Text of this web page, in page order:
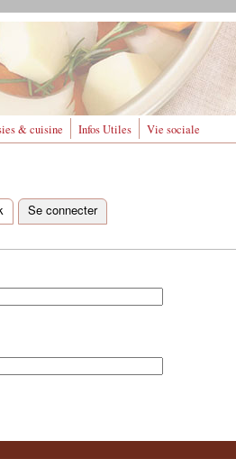
& cuisine Infos Utiles Vie sociale
Se connecter(onglet actif)